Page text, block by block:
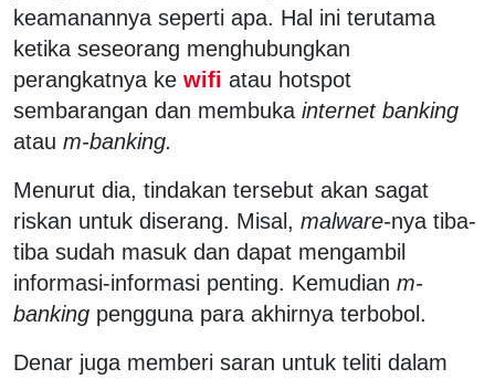
keamanannya seperti apa. Hal ini terutama
ketika seseorang menghubungkan
perangkatnya ke wifi atau hotspot
sembarangan dan membuka internet banking
atau m-banking.
Menurut dia, tindakan tersebut akan sagat
riskan untuk diserang. Misal, malware-nya tiba-
tiba sudah masuk dan dapat mengambil
informasi-informasi penting. Kemudian m-
banking pengguna para akhirnya terbobol.
Denar juga memberi saran untuk teliti dalam